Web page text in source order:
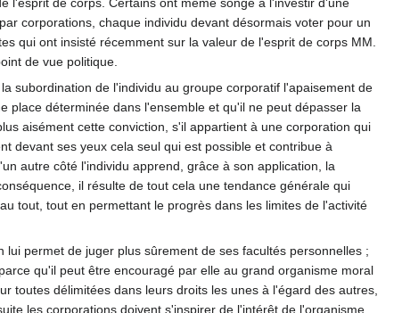
corporations, chaque individu devant désormais voter pour un
qui ont insisté récemment sur la valeur de l'esprit de corps MM.
de vue politique.
subordination de l'individu au groupe corporatif l'apaisement de
place déterminée dans l'ensemble et qu'il ne peut dépasser la
aisément cette conviction, s'il appartient à une corporation qui
devant ses yeux cela seul qui est possible et contribue à
autre côté l'individu apprend, grâce à son application, la
il résulte de tout cela une tendance générale qui
tout, tout en permettant le progrès dans les limites de l'activité
permet de juger plus sûrement de ses facultés personnelles ;
qu'il peut être encouragé par elle au grand organisme moral
toutes délimitées dans leurs droits les unes à l'égard des autres,
les corporations doivent s'inspirer de l'intérêt de l'organisme